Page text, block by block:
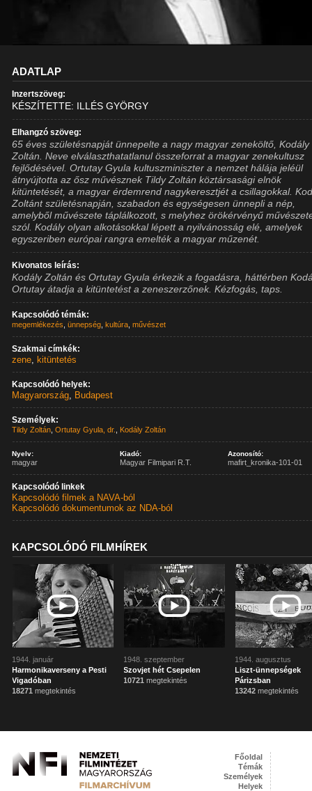
ADATLAP
Inzertszöveg:
KÉSZÍTETTE: ILLÉS GYÖRGY
Elhangzó szöveg:
65 éves születésnapját ünnepelte a nagy magyar zeneköltő, Kodály
Zoltán. Neve elválaszthatatlanul összeforrat a magyar zenekultusz
fejlődésével. Ortutay Gyula kultuszminiszter a nemzet hálája jeléül
átnyújtotta az ősz művésznek Tildy Zoltán köztársasági elnök
kitüntetését, a magyar érdemrend nagykeresztjét a csillagokkal.
Zoltánt születésnapján, szabadon és egységesen ünnepli a nép,
amelyből művészete táplálkozott, s melyhez örökérvényű
szól. Kodály olyan alkotásokkal lépett a nyilvánosság elé, amelyek
egyszeriben európai rangra emelték a magyar műzenét.
Kivonatos leírás:
Kodály Zoltán és Ortutay Gyula érkezik a fogadásra, háttérben
Ortutay átadja a kitüntetést a zeneszerzőnek. Kézfogás, taps.
Kapcsolódó témák:
megemlékezés ,ünnepség ,kultúra ,művészet
Szakmai címkék:
zene, kitüntetés
Kapcsolódó helyek:
Magyarország, Budapest
Személyek:
Tildy Zoltán ,Ortutay Gyula, dr. Kodály Zoltán
Nyelv:
magyar
Kiadó:
Magyar Filmipari R.T.
Azonosító:
mafirt_kronika-101-01
Kapcsolódó linkek
Kapcsolódó filmek a NAVA-ból
Kapcsolódó dokumentumok az NDA-ból
KAPCSOLÓDÓ FILMHÍREK
1944. január
Harmonikaverseny a Pesti
Vigadóban
18271 megtekintés
1948. szeptember
Szovjet hét Csepelen
10721 megtekintés
1944. augusztus
Liszt-ünnepségek
Párizsban
13242 megtekintés
Főoldal
Témák
Személyek
Helyek